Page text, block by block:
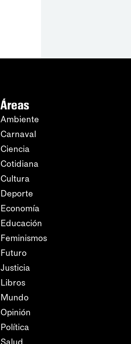
Áreas
Ambiente
Carnaval
Ciencia
Cotidiana
Cultura
Deporte
Economía
Educación
Feminismos
Futuro
Justicia
Libros
Mundo
Opinión
Política